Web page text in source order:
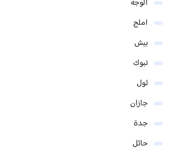
الوجه
املج
بيش
تبوك
ثول
جازان
جدة
حائل